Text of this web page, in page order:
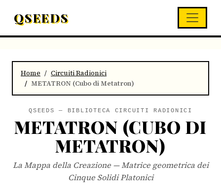
QSEEDS
Home
Circuiti Radionici
METATRON (Cubo di Metatron)
QSEEDS — BIBLIOTECA CIRCUITI RADIONICI
METATRON (CUBO DI
METATRON)
La Mappa della Creazione — Matrice geometrica dei
Cinque Solidi Platonici